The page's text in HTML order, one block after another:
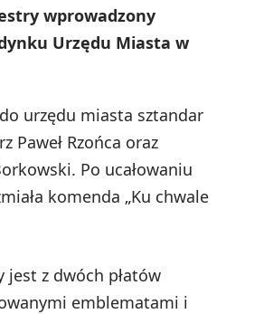
wprowadzony
Urzędu Miasta w
urzędu miasta sztandar
Paweł Rzońca oraz
Po ucałowaniu
komenda „Ku chwale
jest z dwóch płatów
emblematami i